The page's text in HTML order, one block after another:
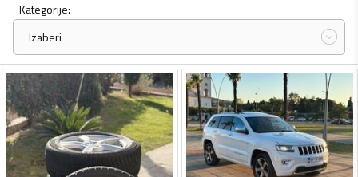
Kategorije:
Izaberi